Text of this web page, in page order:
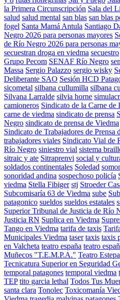
la Primera Circunscripción Sala del
salud salud mental san blas san blas
fogel Santa Mamá Antula Santiago
Negro 2026 para personas mayores
de Río Negro 2026 para personas
secuestran droga en viedma secuestro
Grupo Pecom SENAF Río Negro
Massa Sergio Palazzo sergio wisky
Deliberante SAO Sesión HCD
sicometal silbana cullumilla silbana
Silvana Larralde silvia horne
camioneros Sindicato de la Carne de
carne de viedma sindicato de prensa
Negro sindicato de prensa de Viedma
Sindicato de Trabajadores de Prensa
trabajadores viales Sindicato Vial de
Río Negro siniestro vial sistema
sitraic y ate Sitraprenvi social y
soldados continentales Soledad
sonoridad andina sospechoso policía
viedma Stella Fibiger stj Stroeder
Subcomisaría 63 de Viedma sube
patagonico sueldos sueldos estatales
Superior Tribunal de Justicia de Río
Justicia RN Suplica en Viedma
Tango en Viedma tarifa de taxis
Municipales Viedma taser taxis taxis
en Valcheta teatro españa teatro
Muñecos "T.E.M.P.A." Teatro
Tecnicatura Superior en Seguridad
temporal patagones temporal viedma
TEP tito garcia lethal Todos Tus
santa clara Tonolec Toxicomanía